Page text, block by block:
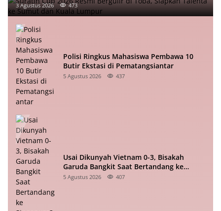
3 Agustus 2026 473
Polisi Ringkus Mahasiswa Pembawa 10
Butir Ekstasi di Pematangsiantar
5 Agustus 2026 437
Usai Dikunyah Vietnam 0-3, Bisakah
Garuda Bangkit Saat Bertandang ke
Singapura?
5 Agustus 2026 407